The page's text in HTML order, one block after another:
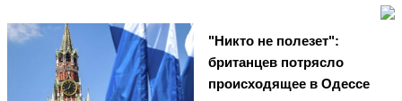
"Никто не полезет":
британцев потрясло
происходящее в Одессе